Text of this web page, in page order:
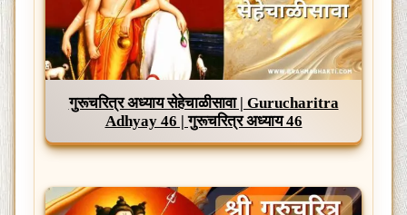
गुरूचरित्र अध्याय सेहेचाळीसावा | Gurucharitra
Adhyay 46 | गुरूचरित्र अध्याय 46